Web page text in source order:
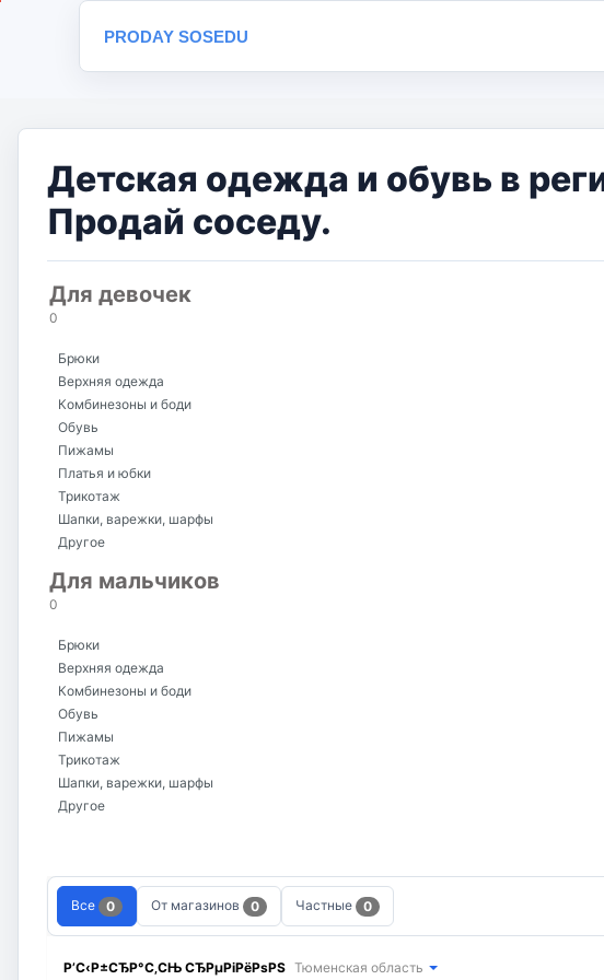
PRODAY SOSEDU
Детская одежда и обувь в
Продай соседу.
Для девочек
0
Брюки
Верхняя одежда
Комбинезоны и боди
Обувь
Пижамы
Платья и юбки
Трикотаж
Шапки, варежки, шарфы
Другое
Для мальчиков
0
Брюки
Верхняя одежда
Комбинезоны и боди
Обувь
Пижамы
Трикотаж
Шапки, варежки, шарфы
Другое
Все 0 От магазинов 0 Частные 0
Р’С‹Р±СЂР°С‚СЊ СЂРµРіРёРѕРЅ Тюменская область